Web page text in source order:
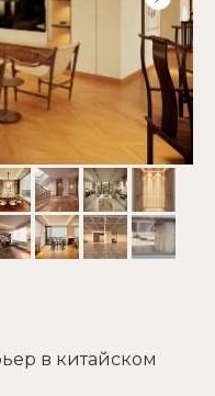
в китайском